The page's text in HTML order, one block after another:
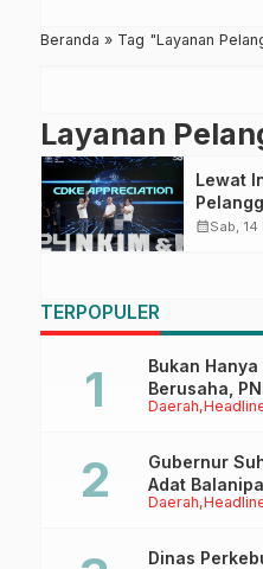
Beranda » Tag "Layanan
Layanan
Lewat
calendar_monthSab,
TERPOPULER
Daerah
Bukan
Berusaha,
Anaknya
Daerah
Gubernur
Adat
Tappidena
Dinas